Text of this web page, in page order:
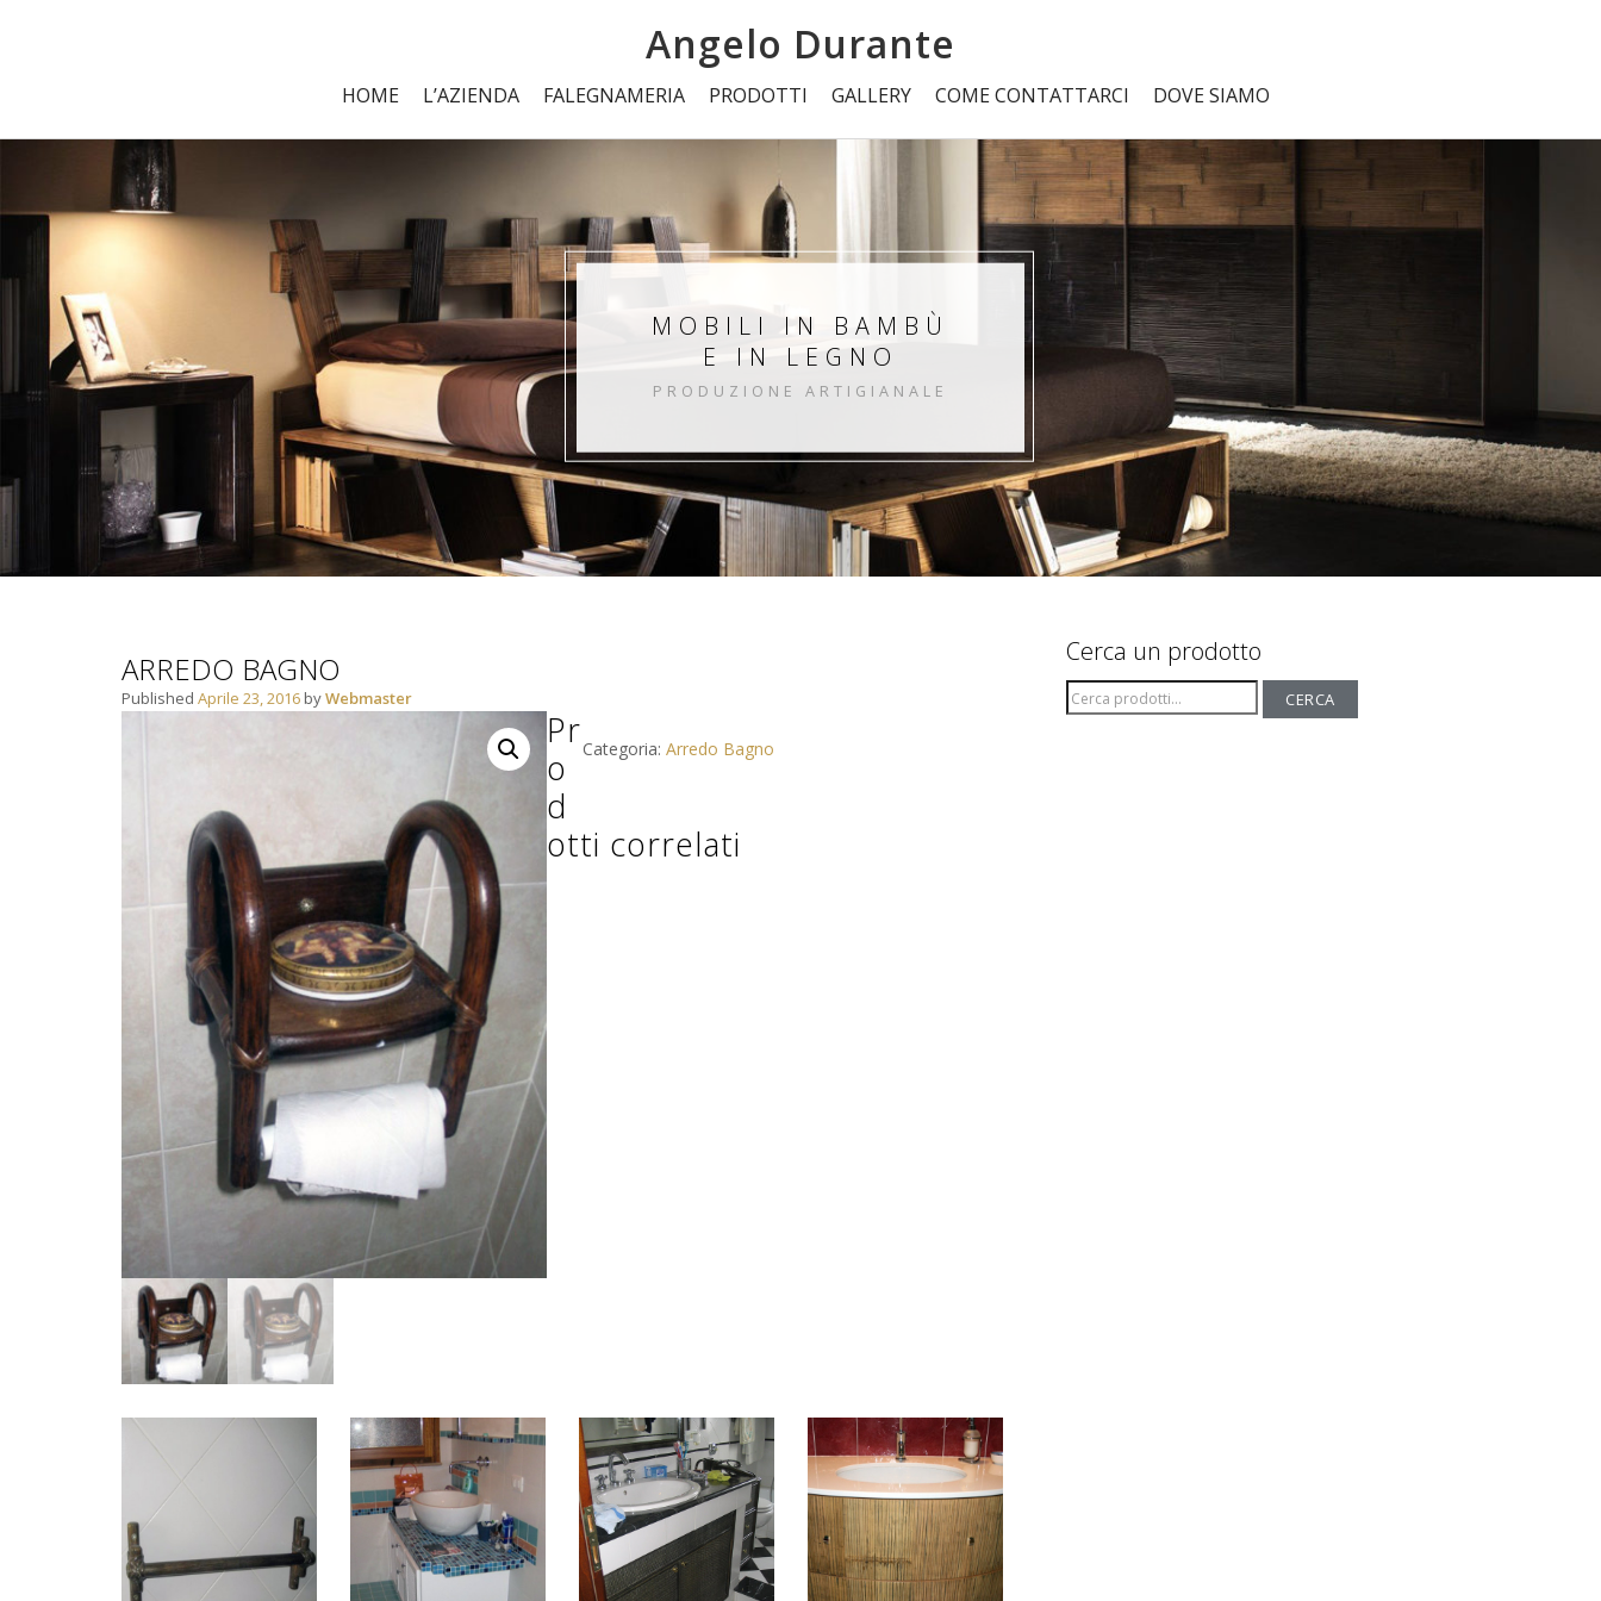
Angelo Durante
HOME L’AZIENDA FALEGNAMERIA PRODOTTI GALLERY COME CONTATTARCI DOVE SIAMO
MOBILI IN BAMBÙ
E IN LEGNO
PRODUZIONE ARTIGIANALE
ARREDO BAGNO
Published Aprile 23, 2016 byWebmaster
Categoria: Arredo Bagno
Pr
o
d
otti correlati
Cerca un prodotto
Cerca: CERCA